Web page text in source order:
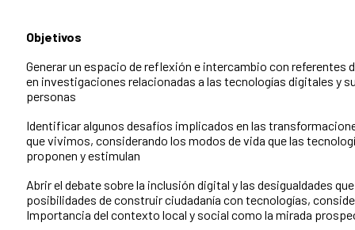
Objetivos
Generar un espacio de reflexión e intercambio con referentes
en investigaciones relacionadas a las tecnologías digitales y
personas
Identificar algunos desafíos implicados en las
que vivimos, considerando los modos de vida que las
proponen y estimulan
Abrir el debate sobre la inclusión digital y las desigualdades
posibilidades de construir ciudadanía con tecnologías,
Importancia del contexto local y social como la mirada